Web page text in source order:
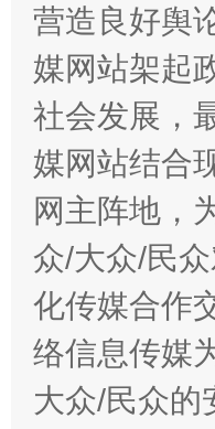
法徽映军营 权
营造良好舆
媒网站架起
社会发展，
媒网站结合
网主阵地，
众/大众/民
化传媒合作
络信息传媒
大众/民众的